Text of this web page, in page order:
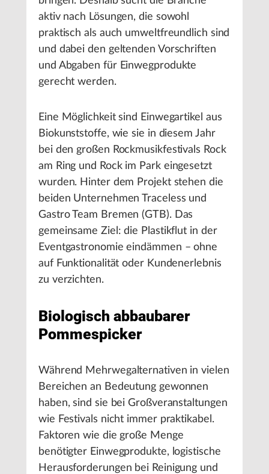
aktiv nach Lösungen, die sowohl
praktisch als auch umweltfreundlich sind
und dabei den geltenden Vorschriften
und Abgaben für Einwegprodukte
gerecht werden.
Eine Möglichkeit sind Einwegartikel aus
Biokunststoffe, wie sie in diesem Jahr
bei den großen Rockmusikfestivals Rock
am Ring und Rock im Park eingesetzt
wurden. Hinter dem Projekt stehen die
beiden Unternehmen Traceless und
Gastro Team Bremen (GTB). Das
gemeinsame Ziel: die Plastikflut in der
Eventgastronomie eindämmen – ohne
auf Funktionalität oder Kundenerlebnis
zu verzichten.
Biologisch abbaubarer
Pommespicker
Während Mehrwegalternativen in vielen
Bereichen an Bedeutung gewonnen
haben, sind sie bei Großveranstaltungen
wie Festivals nicht immer praktikabel.
Faktoren wie die große Menge
benötigter Einwegprodukte, logistische
Herausforderungen bei Reinigung und